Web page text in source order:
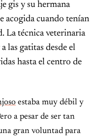
gis y su hermana
acogida cuando tenían
La técnica veterinaria
las gatitas desde el
hasta el centro de
estaba muy débil y
a pesar de ser tan
gran voluntad para